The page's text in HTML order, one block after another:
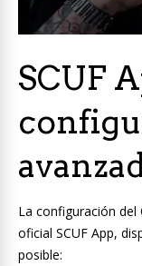
SCUF
La configuración del
oficial SCUF App,
posible: